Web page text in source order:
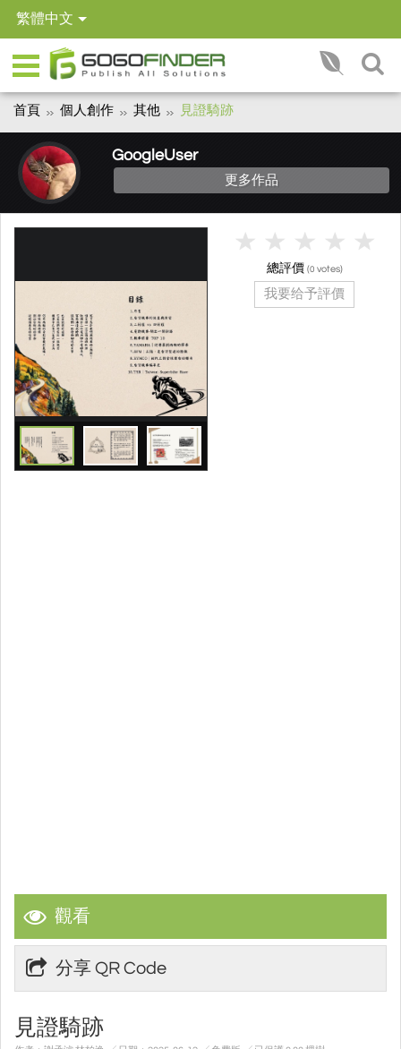
繁體中文
首頁 個人創作 其他 見證騎跡
GoogleUser
更多作品
觀看
分享 QR Code
見證騎跡
總評價 (0 votes)
我要给予評價